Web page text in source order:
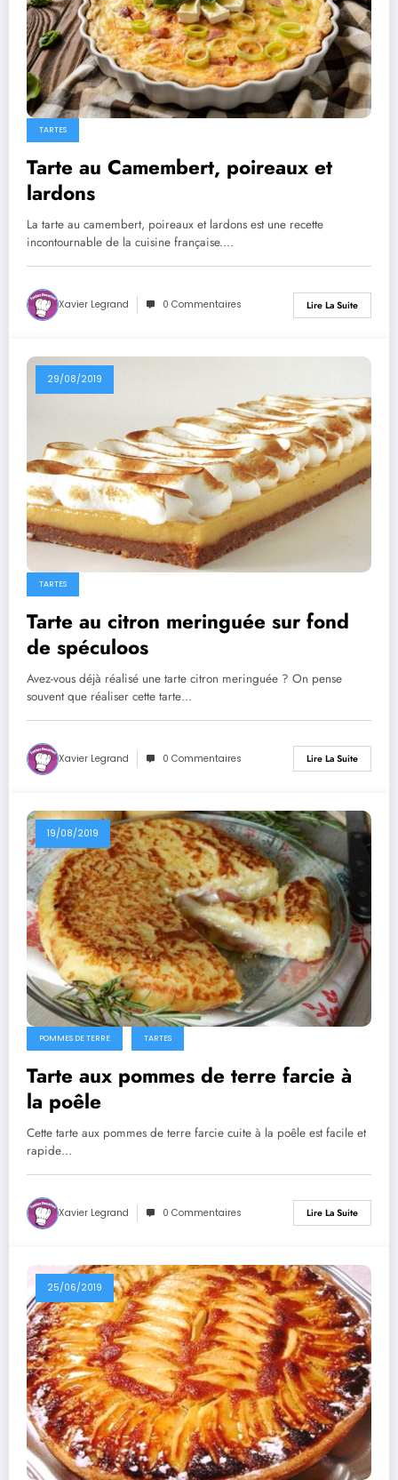
TARTES
Tarte au Camembert, poireaux et
lardons
La tarte au camembert, poireaux et lardons est une recette
incontournable de la cuisine française.…
Xavier Legrand 0 Commentaires Lire La Suite
29/08/2019
TARTES
Tarte au citron meringuée sur fond
de spéculoos
Avez-vous déjà réalisé une tarte citron meringuée ? On pense
souvent que réaliser cette tarte…
Xavier Legrand 0 Commentaires Lire La Suite
19/08/2019
POMMES DE TERRE TARTES
Tarte aux pommes de terre farcie à
la poêle
Cette tarte aux pommes de terre farcie cuite à la poêle est facile et
rapide…
Xavier Legrand 0 Commentaires Lire La Suite
25/06/2019